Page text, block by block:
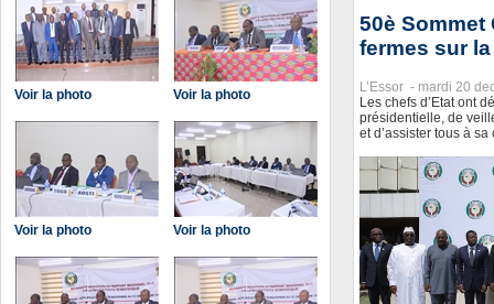
Voir la photo Voir la photo
Voir la photo Voir la photo
50è Sommet
fermes sur
L’Essor - mardi 20
Les chefs d’Etat ont
présidentielle, de
et d’assister tous à